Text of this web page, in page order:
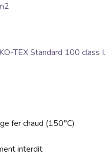
TEX Standard 100 class I.
fer chaud (150°C)
interdit